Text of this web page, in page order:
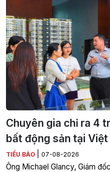
Chuyên gia chỉ ra 4
bất động sản tại Việt
TIỂU BẢO 07-08-2026
Ông Michael Glancy, Giám